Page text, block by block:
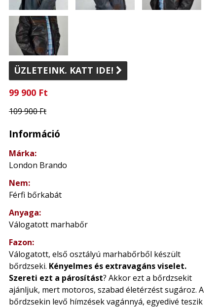
ÜZLETEINK. KATT IDE! 
99 900 Ft
109 900 Ft
Információ
Márka:
London Brando
Nem:
Férfi bőrkabát
Anyaga:
Válogatott marhabőr
Fazon:
Válogatott, első osztályú marhabőrből készült
bőrdzseki. Kényelmes és extravagáns viselet.
Szereti ezt a párosítást? Akkor ezt a bőrdzsekit
ajánljuk, mert motoros, szabad életérzést sugároz. A
bőrdzsekin levő hímzések vagánnyá, egyedivé teszik